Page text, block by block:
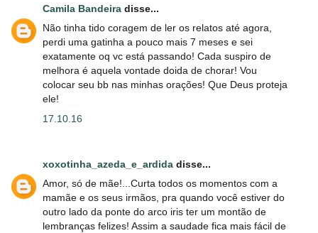
Camila Bandeira disse...
Não tinha tido coragem de ler os relatos até agora,
perdi uma gatinha a pouco mais 7 meses e sei
exatamente oq vc está passando! Cada suspiro de
melhora é aquela vontade doida de chorar! Vou
colocar seu bb nas minhas orações! Que Deus proteja
ele!
17.10.16
xoxotinha_azeda_e_ardida disse...
Amor, só de mãe!...Curta todos os momentos com a
mamãe e os seus irmãos, pra quando você estiver do
outro lado da ponte do arco iris ter um montão de
lembranças felizes! Assim a saudade fica mais fácil de